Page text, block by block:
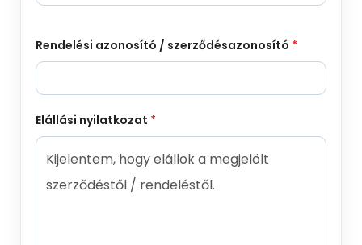
Rendelési azonosító / szerződésazonosító *
Elállási nyilatkozat *